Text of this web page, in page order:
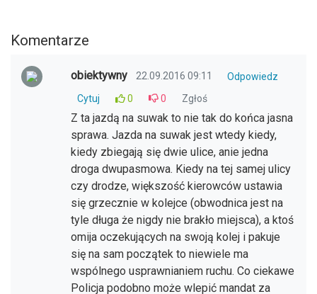
Komentarze
obiektywny 22.09.2016 09:11
Odpowiedz
Cytuj
0 0 Zgłoś
Z ta jazdą na suwak to nie tak do końca jasna
sprawa. Jazda na suwak jest wtedy kiedy,
kiedy zbiegają się dwie ulice, anie jedna
droga dwupasmowa. Kiedy na tej samej ulicy
czy drodze, większość kierowców ustawia
się grzecznie w kolejce (obwodnica jest na
tyle długa że nigdy nie brakło miejsca), a ktoś
omija oczekujących na swoją kolej i pakuje
się na sam początek to niewiele ma
wspólnego usprawnianiem ruchu. Co ciekawe
Policja podobno może wlepić mandat za